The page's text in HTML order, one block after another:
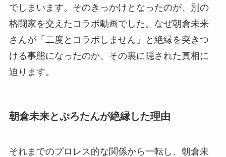
でしまいます。そのきっかけとなったのが、別の
格闘家を交えたコラボ動画でした。なぜ朝倉未来
さんが「二度とコラボしません」と絶縁を突きつ
ける事態になったのか、その裏に隠された真相に
迫ります。
朝倉未来とぷろたんが絶縁した理由
それまでのプロレス的な関係から一転し、朝倉未